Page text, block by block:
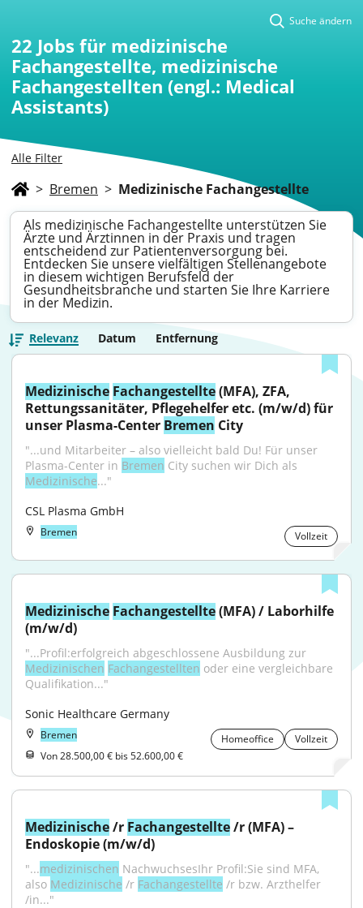
Alle Filter
Suche ändern
22 Jobs für medizinische
Fachangestellte, medizinische
Fachangestellten (engl.: Medical
Assistants)
> Bremen > Medizinische Fachangestellte
Als medizinische Fachangestellte unterstützen Sie
Ärzte und Ärztinnen in der Praxis und tragen
entscheidend zur Patientenversorgung bei.
Entdecken Sie unsere vielfältigen Stellenangebote
in diesem wichtigen Berufsfeld der
Gesundheitsbranche und starten Sie Ihre Karriere
in der Medizin.
Relevanz Datum Entfernung
Medizinische Fachangestellte (MFA), ZFA,
Rettungssanitäter, Pflegehelfer etc. (m/w/d) für
unser Plasma-Center Bremen City
"...und Mitarbeiter – also vielleicht bald Du! Für unser
Plasma-Center in Bremen
Medizinische..."
CSL Plasma GmbH
Bremen Vollzeit
Medizinische Fachangestellte (MFA) / Laborhilfe
(m/w/d)
Medizinischen Fachangestellten oder eine vergleichbare
Qualifikation..."
Sonic Healthcare Germany
Bremen Homeoffice
Vollzeit
Von 28.500,00 € bis 52.600,00 €
Medizinische /r Fachangestellte /r (MFA) –
Endoskopie (m/w/d)
"...medizinischen NachwuchsesIhr Profil:Sie sind MFA,
also Medizinische /r Fachangestellte /r bzw. Arzthelfer
/in..."